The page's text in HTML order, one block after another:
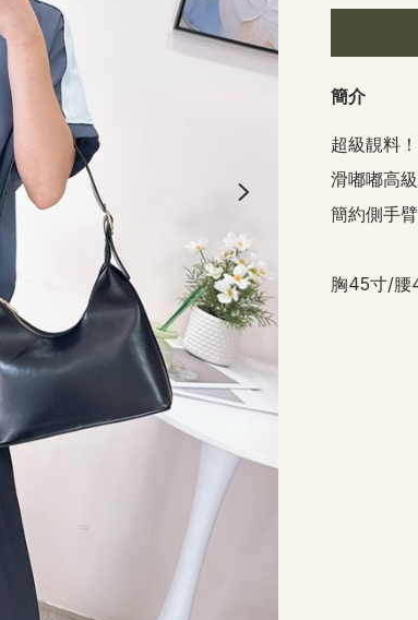
簡介
超級靚料
滑嘟嘟高
簡約側手
胸45寸/